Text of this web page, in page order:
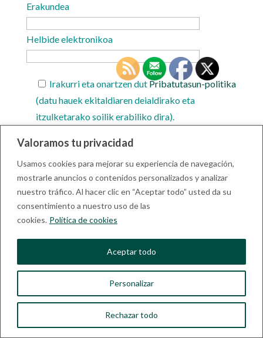
Valoramos tu privacidad
Usamos cookies para mejorar su experiencia de navegación,
mostrarle anuncios o contenidos personalizados y analizar
nuestro tráfico. Al hacer clic en “Aceptar todo” usted da su
consentimiento a nuestro uso de las
cookies. Política de cookies
Personalizar
Rechazar todo
Aceptar todo
Erakundea
Helbide elektronikoa
Irakurri eta onartzen dutPribatutasun-politika
(datu hauek ekitaldiaren deialdirako eta
itzulketarako soilik erabiliko dira).
Nire irudia argazkietan eta bideoetan
komunikazio- eta zabalkunde-helburuetarako
erabiltzea onartzen dut.
Euskara Français(French